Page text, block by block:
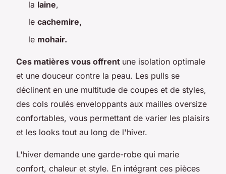
la laine,
le cachemire,
le mohair.
Ces matières vous offrent une isolation optimale
et une douceur contre la peau. Les pulls se
déclinent en une multitude de coupes et de styles,
des cols roulés enveloppants aux mailles oversize
confortables, vous permettant de varier les plaisirs
et les looks tout au long de l'hiver.
L'hiver demande une garde-robe qui marie
confort, chaleur et style. En intégrant ces pièces